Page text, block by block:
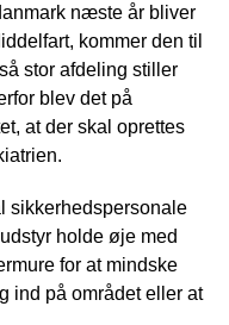
næste år bliver
kommer den til
stor afdeling stiller
blev det på
at der skal oprettes
sikkerhedspersonale
holde øje med
for at mindske
ind på området eller at